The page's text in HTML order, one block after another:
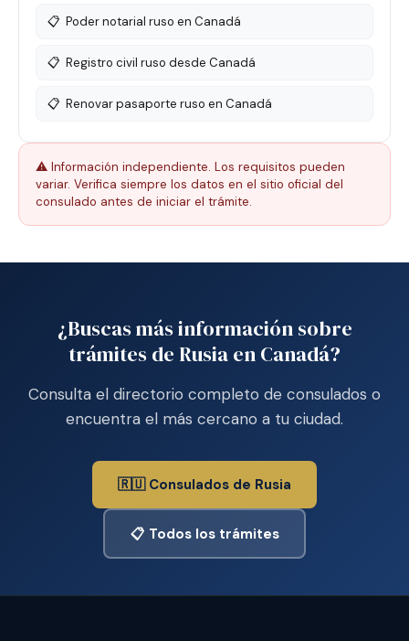
📋 Poder notarial ruso en Canadá
📋 Registro civil ruso desde Canadá
📋 Renovar pasaporte ruso en Canadá
⚠️ Información independiente. Los requisitos pueden
variar. Verifica siempre los datos en el sitio oficial del
consulado antes de iniciar el trámite.
¿Buscas más información sobre
trámites de Rusia en Canadá?
Consulta el directorio completo de consulados o
encuentra el más cercano a tu ciudad.
🇷🇺 Consulados de Rusia
📋 Todos los trámites